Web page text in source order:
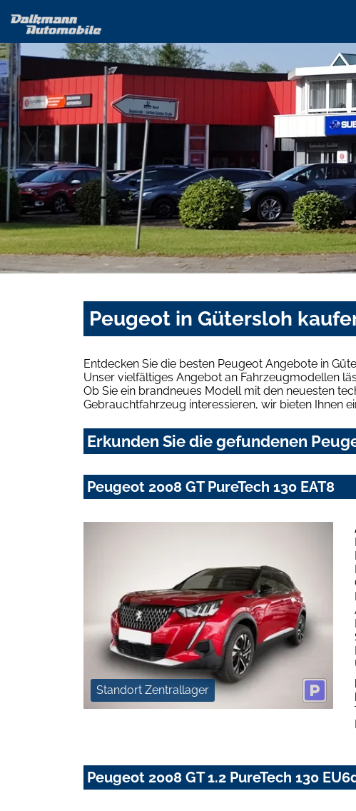
Peugeot in Gütersloh
Entdecken Sie die besten Peugeot Angebote in
Unser vielfältiges Angebot an Fahrzeugmodellen
Ob Sie ein brandneues Modell mit den neuesten
Gebrauchtfahrzeug interessieren, wir bieten Ihnen
Erkunden Sie die gefundenen
Peugeot 2008 GT PureTech 130 EAT8
Standort Zentrallager
Peugeot 2008 GT 1.2 PureTech 130